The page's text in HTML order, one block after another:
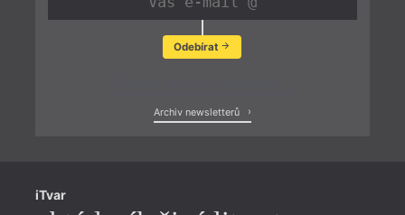
Odebírat
Archiv newsletterů
iTvar